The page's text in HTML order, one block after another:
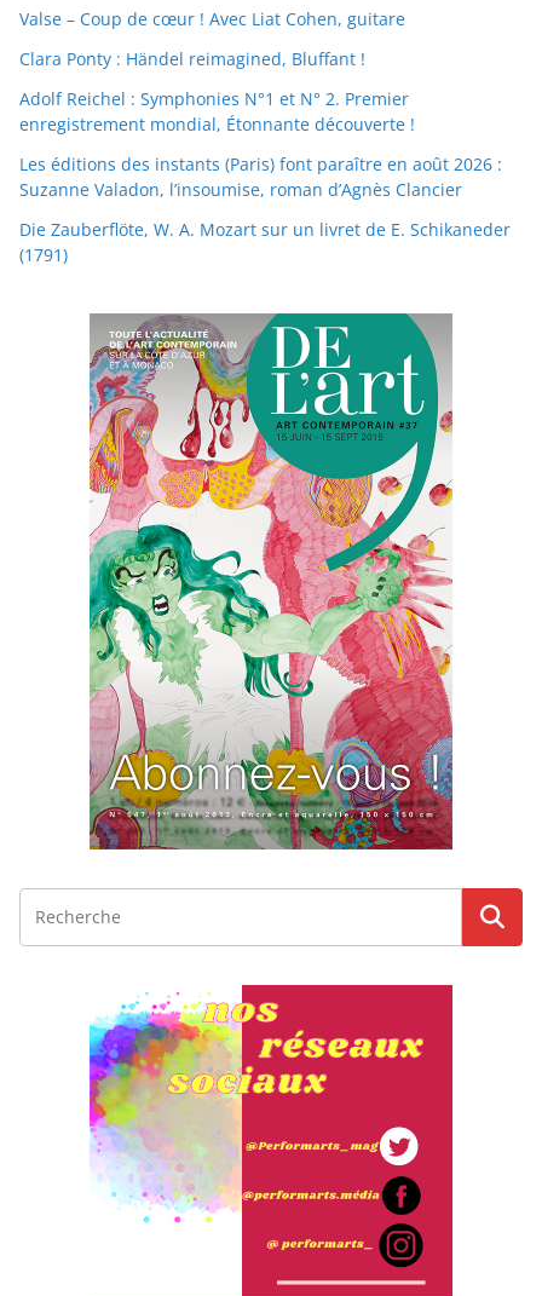
Valse – Coup de cœur ! Avec Liat Cohen, guitare
Clara Ponty : Händel reimagined, Bluffant !
Adolf Reichel : Symphonies N°1 et N° 2. Premier
enregistrement mondial, Étonnante découverte !
Les éditions des instants (Paris) font paraître en août 2026 :
Suzanne Valadon, l’insoumise, roman d’Agnès Clancier
Die Zauberflöte, W. A. Mozart sur un livret de E. Schikaneder
(1791)